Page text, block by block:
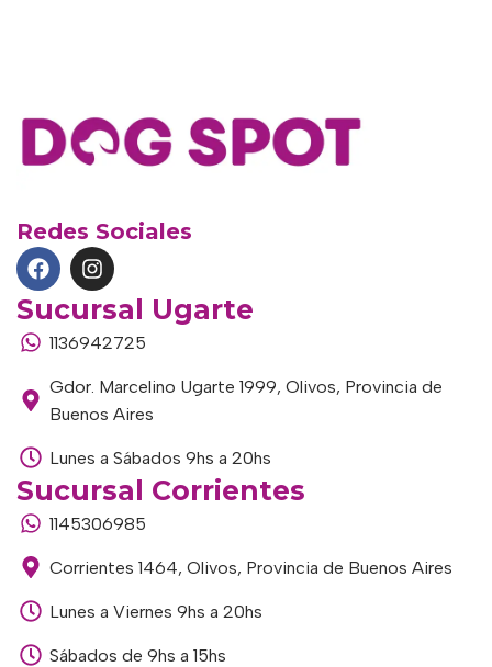
Redes Sociales
Sucursal Ugarte
1136942725
Gdor. Marcelino Ugarte 1999, Olivos, Provincia de
Buenos Aires
Lunes a Sábados 9hs a 20hs
Sucursal Corrientes
1145306985
Corrientes 1464, Olivos, Provincia de Buenos Aires
Lunes a Viernes 9hs a 20hs
Sábados de 9hs a 15hs